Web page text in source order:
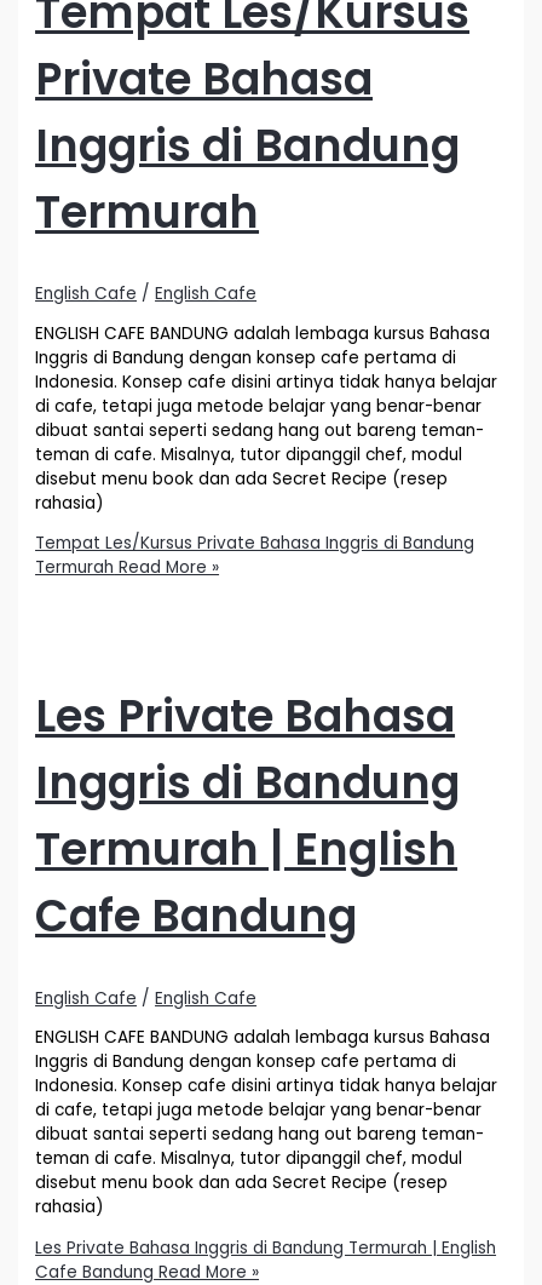
Private Bahasa
Inggris di Bandung
Termurah
English Cafe /English Cafe
ENGLISH CAFE BANDUNG adalah lembaga kursus Bahasa
Inggris di Bandung dengan konsep cafe pertama di
Indonesia. Konsep cafe disini artinya tidak hanya belajar
di cafe, tetapi juga metode belajar yang benar-benar
dibuat santai seperti sedang hang out bareng teman-
teman di cafe. Misalnya, tutor dipanggil chef, modul
disebut menu book dan ada Secret Recipe (resep
rahasia)
Tempat Les/Kursus Private Bahasa Inggris di Bandung
Termurah Read More »
Les Private Bahasa
Inggris di Bandung
Termurah | English
Cafe Bandung
English Cafe /English Cafe
ENGLISH CAFE BANDUNG adalah lembaga kursus Bahasa
Inggris di Bandung dengan konsep cafe pertama di
Indonesia. Konsep cafe disini artinya tidak hanya belajar
di cafe, tetapi juga metode belajar yang benar-benar
dibuat santai seperti sedang hang out bareng teman-
teman di cafe. Misalnya, tutor dipanggil chef, modul
disebut menu book dan ada Secret Recipe (resep
rahasia)
Les Private Bahasa Inggris di Bandung Termurah | English
Cafe Bandung Read More »